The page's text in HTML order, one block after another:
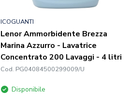
ICOGUANTI
Lenor Ammorbidente Brezza
Marina Azzurro - Lavatrice
Concentrato 200 Lavaggi - 4 litri
Cod. PG04084500299009/U
Disponibile